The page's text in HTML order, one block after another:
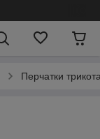
Перчатки